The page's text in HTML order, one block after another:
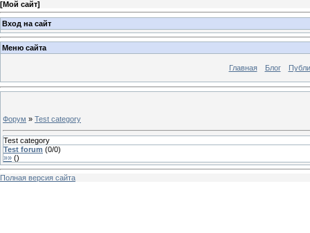
[Мой сайт]
Вход на сайт
Меню сайта
Главная Блог
Форум » Test category
Test category
Test forum (0/0)
»» ()
Полная версия сайта